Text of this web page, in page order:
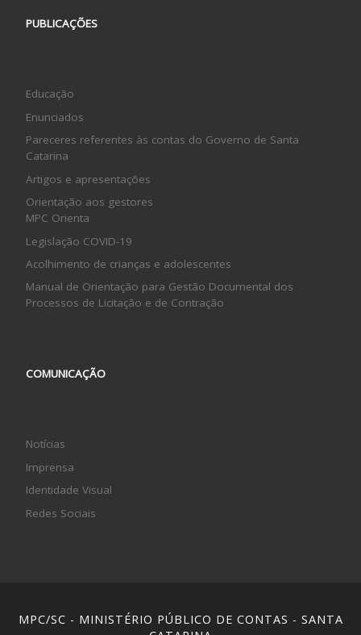
PUBLICAÇÕES
Educação
Enunciados
Pareceres referentes às contas do Governo de Santa
Catarina
Artigos e apresentações
Orientação aos gestores
MPC Orienta
Legislação COVID-19
Acolhimento de crianças e adolescentes
Manual de Orientação para Gestão Documental dos
Processos de Licitação e de Contração
COMUNICAÇÃO
Notícias
Imprensa
Identidade Visual
Redes Sociais
MPC/SC - MINISTÉRIO PÚBLICO DE CONTAS - SANTA